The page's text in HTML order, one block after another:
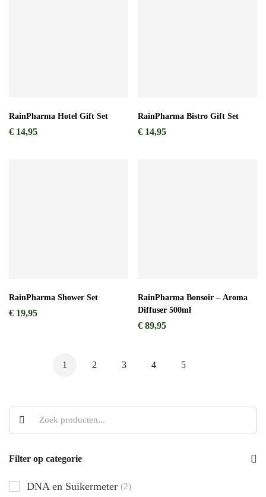
Filter op categorie
DNA en Suikermeter (2)
RainPharma Hotel Gift Set
€ 14,95
RainPharma Bistro Gift Set
€ 14,95
RainPharma Shower Set
€ 19,95
RainPharma Bonsoir – Aroma
Diffuser 500ml
€ 89,95
1 2 3 4 5